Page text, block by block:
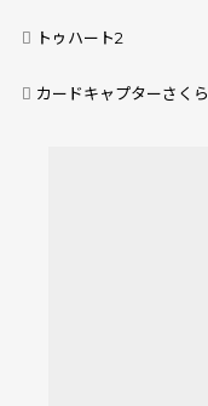
トゥハート2
カードキャプターさくら